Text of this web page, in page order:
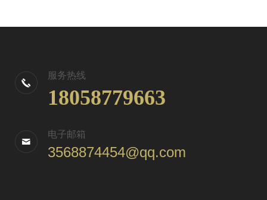
服务热线
18058779663
电子邮箱
3568874454@qq.com